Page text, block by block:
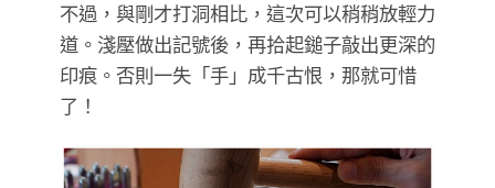
不過，與剛才打洞相比，這次可以稍稍放輕力
道。淺壓做出記號後，再拾起鎚子敲出更深的
印痕。否則一失「手」成千古恨，那就可惜
了！